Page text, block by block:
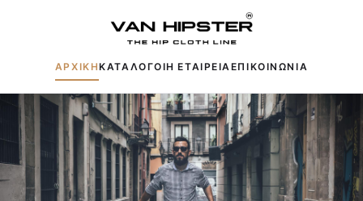
ΑΡΧΙΚΗΚΑΤΑΛΟΓΟΙΗ ΕΤΑΙΡΕΙΑΕΠΙΚΟΙΝΩΝΙΑ
Δημοφιλείς αναζητήσεις: Πουκάμισα
Μπουφάν